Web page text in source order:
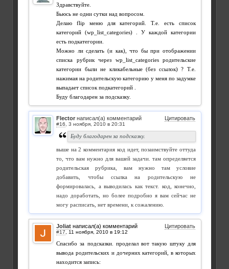
Здравствуйте.
Бьюсь не одни сутки над вопросом.
Делаю flip меню для категорий. Т.е. есть список
категорий (wp_list_categories) . У каждой категории
есть подкатегории.
Можно ли сделать (и как), что бы при отображении
списка рубрик через wp_list_categories родительские
категории были не кликабельные (без ссылок) ? Т.е.
нажимая на родительскую категорию у меня по задумке
выпадает список подкатегорий .
Буду благодарен за подсказку.
Flector написал(а) комментарий Цитировать
#16
Буду благодарен за подсказку.
выше на 2 комментария код идет, позаимствуйте оттуда
то, что вам нужно для вашей задачи. там определяется
родительская рубрика, вам нужно там условие
добавить, чтобы ссылка на родительскую не
формировалась, а выводилась как текст. код, конечно,
надо доработать, но более подробно я вам сейчас не
могу расписать, нет времени, к сожалению.
Joliat написал(а) комментарий Цитировать
#17
Спасибо за подсказки. проделал вот такую штуку для
вывода родительских и дочерних категорий, в которых
находится запись: